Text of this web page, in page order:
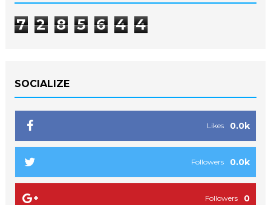
7 2 8 5 6 4 4
SOCIALIZE
0.0k
Likes
0.0k
Followers
0
Followers